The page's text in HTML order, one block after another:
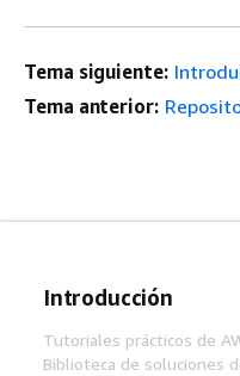
Tema siguiente:
Tema anterior:
Introducción
Tutoriales prácticos de
Biblioteca de soluciones